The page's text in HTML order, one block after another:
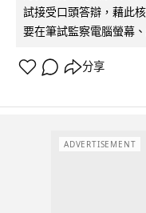
試接受口頭答辯，藉此
要在筆試監察電腦螢幕
分享
ADVERTISEMENT